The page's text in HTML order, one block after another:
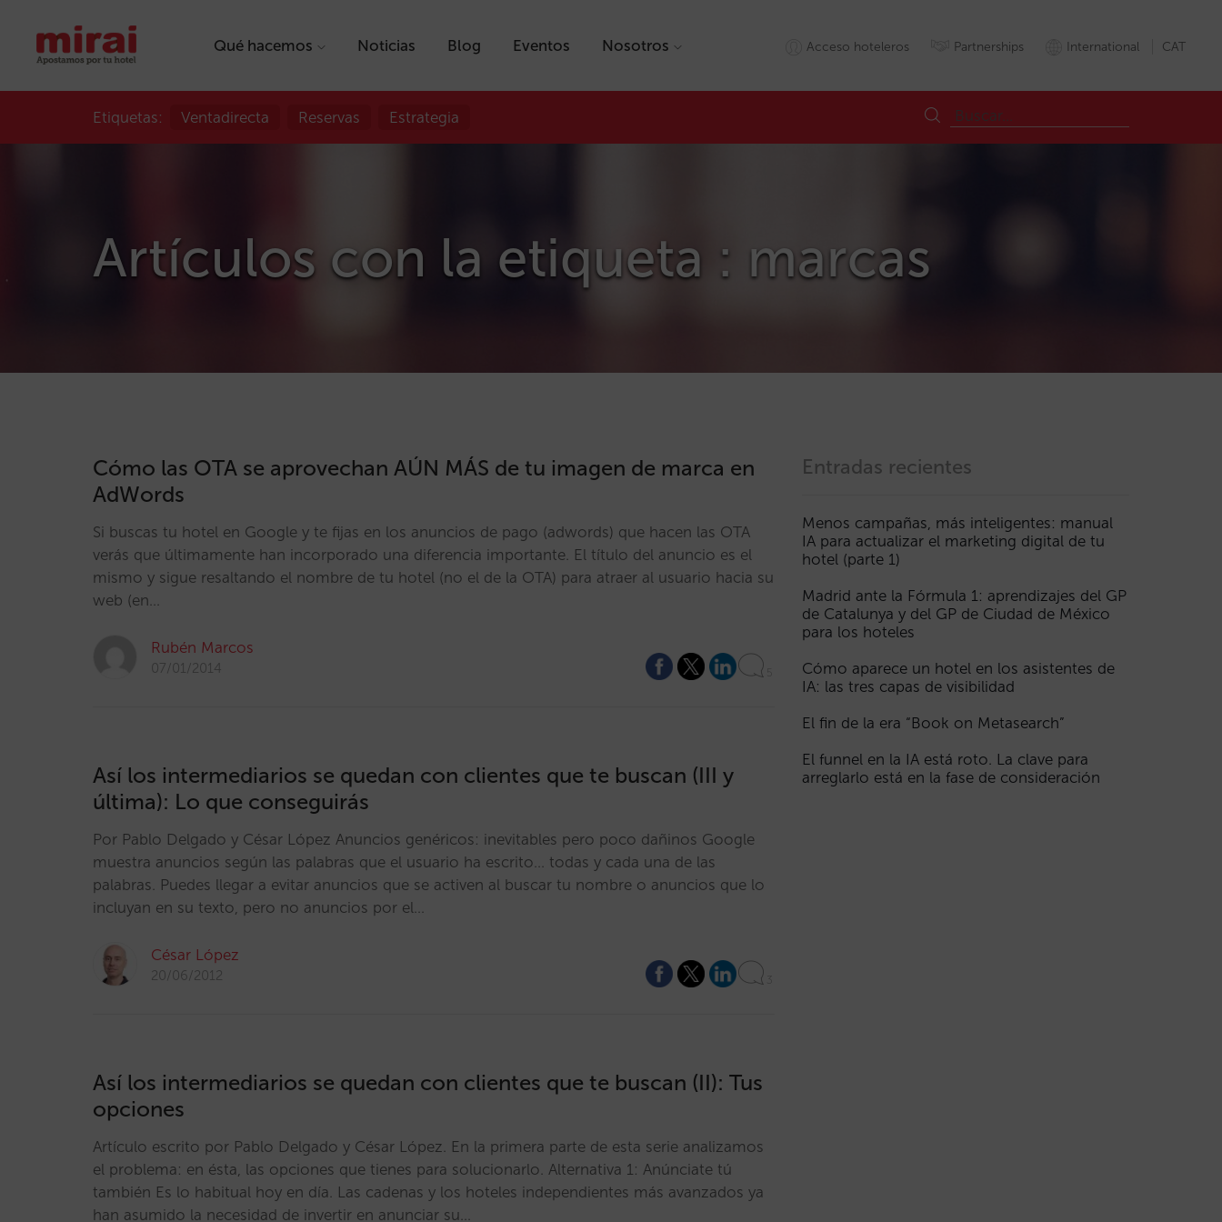
Qué hacemos Noticias Blog Eventos Nosotros Acceso hoteleros Partnerships International CAT
Etiquetas: Ventadirecta Reservas Estrategia
Artículos con la etiqueta : marcas
Cómo las OTA se aprovechan AÚN MÁS de tu imagen de marca en
AdWords
Si buscas tu hotel en Google y te fijas en los anuncios de pago (adwords) que hacen las OTA
verás que últimamente han incorporado una diferencia importante. El título del anuncio es el
mismo y sigue resaltando el nombre de tu hotel (no el de la OTA) para atraer al usuario hacia su
web (en…
Rubén Marcos
07/01/2014
Así los intermediarios se quedan con clientes que te buscan (III y
última): Lo que conseguirás
Por Pablo Delgado y César López Anuncios genéricos: inevitables pero poco dañinos Google
muestra anuncios según las palabras que el usuario ha escrito… todas y cada una de las
palabras. Puedes llegar a evitar anuncios que se activen al buscar tu nombre o anuncios que lo
incluyan en su texto, pero no anuncios por el…
César López
20/06/2012
Así los intermediarios se quedan con clientes que te buscan (II): Tus
opciones
Artículo escrito por Pablo Delgado y César López. En la primera parte de esta serie analizamos
el problema: en ésta, las opciones que tienes para solucionarlo. Alternativa 1: Anúnciate tú
también Es lo habitual hoy en día. Las cadenas y los hoteles independientes más avanzados ya
han asumido la necesidad de invertir en anunciar su…
Entradas recientes
Menos campañas, más inteligentes: manual
IA para actualizar el marketing digital de tu
hotel (parte 1)
Madrid ante la Fórmula 1: aprendizajes del GP
de Catalunya y del GP de Ciudad de México
para los hoteles
Cómo aparece un hotel en los asistentes de
IA: las tres capas de visibilidad
El fin de la era “Book on Metasearch”
El funnel en la IA está roto. La clave para
arreglarlo está en la fase de consideración